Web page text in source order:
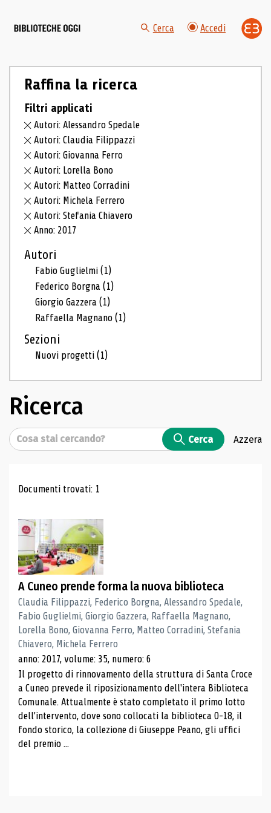
Cerca Accedi
Raffina la ricerca
Filtri applicati
Autori: Alessandro Spedale
Autori: Claudia Filippazzi
Autori: Giovanna Ferro
Autori: Lorella Bono
Autori: Matteo Corradini
Autori: Michela Ferrero
Autori: Stefania Chiavero
Anno: 2017
Autori
Fabio Guglielmi(1)
Federico Borgna(1)
Giorgio Gazzera(1)
Raffaella Magnano(1)
Sezioni
Nuovi progetti(1)
Ricerca
Cerca Cerca Azzera
Risultati di ricerca
Documenti trovati: 1
A Cuneo prende forma la nuova biblioteca
Claudia Filippazzi, Federico Borgna, Alessandro Spedale,
Fabio Guglielmi, Giorgio Gazzera, Raffaella Magnano,
Lorella Bono, Giovanna Ferro, Matteo Corradini, Stefania
Chiavero, Michela Ferrero
anno: 2017, volume: 35, numero: 6
Il progetto di rinnovamento della struttura di Santa Croce
a Cuneo prevede il riposizionamento dell'intera Biblioteca
Comunale. Attualmente è stato completato il primo lotto
dell'intervento, dove sono collocati la biblioteca 0-18, il
fondo storico, la collezione di Giuseppe Peano, gli uffici
del premio ...